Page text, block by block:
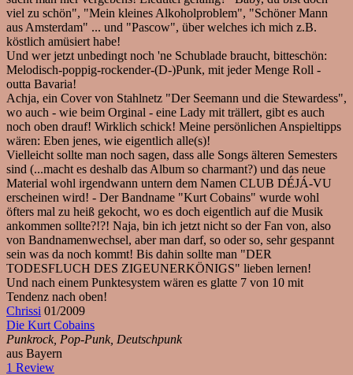
viel zu schön", "Mein kleines Alkoholproblem", "Schöner Mann
aus Amsterdam" ... und "Pascow", über welches ich mich z.B.
köstlich amüsiert habe!
Und wer jetzt unbedingt noch 'ne Schublade braucht, bitteschön:
Melodisch-poppig-rockender-(D-)Punk, mit jeder Menge Roll -
outta Bavaria!
Achja, ein Cover von Stahlnetz "Der Seemann und die Stewardess",
wo auch - wie beim Orginal - eine Lady mit trällert, gibt es auch
noch oben drauf! Wirklich schick! Meine persönlichen Anspieltipps
wären: Eben jenes, wie eigentlich alle(s)!
Vielleicht sollte man noch sagen, dass alle Songs älteren Semesters
sind (...macht es deshalb das Album so charmant?) und das neue
Material wohl irgendwann untern dem Namen CLUB DÉJÁ-VU
erscheinen wird! - Der Bandname "Kurt Cobains" wurde wohl
öfters mal zu heiß gekocht, wo es doch eigentlich auf die Musik
ankommen sollte?!?! Naja, bin ich jetzt nicht so der Fan von, also
von Bandnamenwechsel, aber man darf, so oder so, sehr gespannt
sein was da noch kommt! Bis dahin sollte man "DER
TODESFLUCH DES ZIGEUNERKÖNIGS" lieben lernen!
Und nach einem Punktesystem wären es glatte 7 von 10 mit
Tendenz nach oben!
Chrissi 01/2009
Die Kurt Cobains
Punkrock, Pop-Punk, Deutschpunk
aus Bayern
1 Review